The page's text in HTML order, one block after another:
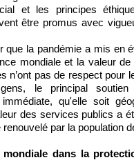
et les principes
être promus avec
que la pandémie a mis en
mondiale et la valeur
n’ont pas de respect pour
le principal
qu'elle soit
des services publics a
par la population
dans la